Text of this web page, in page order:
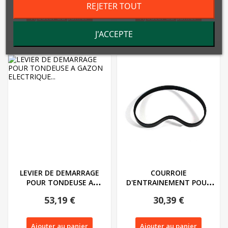
Ajouter au panier Ajouter au panier
LEVIER DE DEMARRAGE
POUR TONDEUSE A
53,19 €
Ajouter au panier
COURROIE
D'ENTRAINEMENT POUR
ET...
30,39 €
Ajouter au panier
REJETER TOUT
J'ACCEPTE